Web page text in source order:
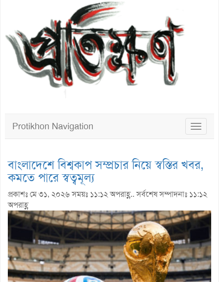
Toggle
Protikhon Navigation
বাংলাদেশে বিশ্বকাপ সম্প্রচার নিয়ে স্বস্তির খবর,
কমতে পারে স্বত্বমূল্য
প্রকাশঃ মে ৩১, ২০২৬ সময়ঃ ১১:১২ অপরাহ্ণ.. সর্বশেষ সম্পাদনাঃ ১১:১২
অপরাহ্ণ